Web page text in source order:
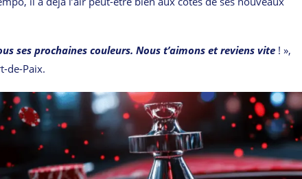
ses prochaines couleurs. Nous t’aimons et reviens vite ! »,
de-Paix.